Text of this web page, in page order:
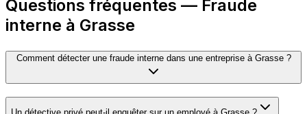
Questions fréquentes — Fraude
interne à Grasse
Comment détecter une fraude interne dans une entreprise à Grasse ?